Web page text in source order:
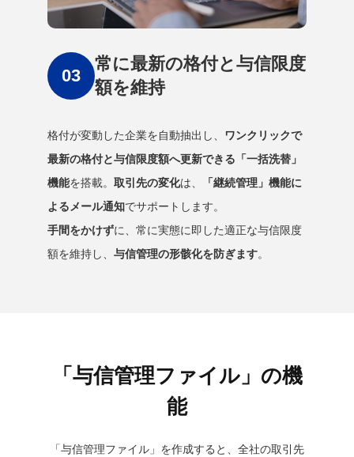
常に最新の格付と与信限度
額を維持
格付が変動した企業を自動抽出し、
ワンクリックで
最新の格付と与信限度額へ更新できる「一括洗替」
機能を搭載。 取引先の変化は、
「継続管理」機能に
よるメール通知でサポートします。
手間をかけずに、常に実態に即した適正な与信限度
額を維持し、 与信管理の形骸化を防ぎます。
「与信管理ファイル」の機
能
「与信管理ファイル」を作成すると、全社の取引先